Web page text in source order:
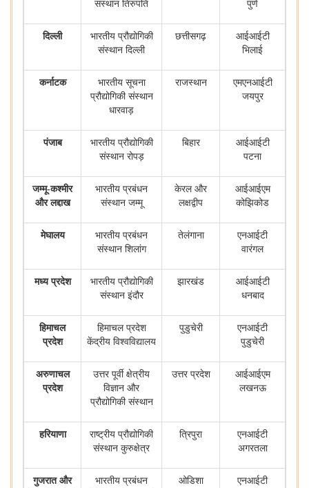
संस्थान तिरुपति पुणे
दिल्ली
भारतीय प्रौद्योगिकी
संस्थान दिल्ली
छत्तीसगढ़
आईआईटी
भिलाई
कर्नाटक
भारतीय सूचना
प्रौद्योगिकी संस्थान
धारवाड़
राजस्थान
एमएनआईटी
जयपुर
पंजाब
भारतीय प्रौद्योगिकी
संस्थान रोपड़
बिहार
आईआईटी
पटना
जम्मू-कश्मीर
और लद्दाख
भारतीय प्रबंधन
संस्थान जम्मू
केरल और
लक्षद्वीप
आईआईएम
कोझिकोड
मेघालय
भारतीय प्रबंधन
संस्थान शिलांग
तेलंगाना
एनआईटी
वारंगल
मध्य प्रदेश
भारतीय प्रौद्योगिकी
संस्थान इंदौर
झारखंड
आईआईटी
धनबाद
हिमाचल
प्रदेश
हिमाचल प्रदेश
केंद्रीय विश्वविद्यालय
पुडुचेरी
एनआईटी
पुडुचेरी
अरुणाचल
प्रदेश
उत्तर पूर्वी क्षेत्रीय
विज्ञान और
प्रौद्योगिकी संस्थान
उत्तर प्रदेश
आईआईएम
लखनऊ
हरियाणा
राष्ट्रीय प्रौद्योगिकी
संस्थान कुरुक्षेत्र
त्रिपुरा
एनआईटी
अगरतला
गुजरात और
भारतीय प्रबंधन
ओडिशा
एनआईटी